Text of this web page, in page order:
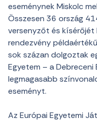
eseménynek Miskolc
Összesen 36 ország
versenyzőt és kísérőjét
rendezvény
sok százan dolgoztak
Egyetem – a Debreceni
legmagasabb
eseményt.
Az Európai Egyetemi